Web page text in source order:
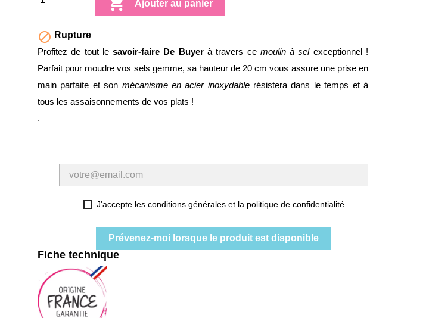
Ajouter au panier
 Rupture
Profitez de tout lesavoir-faire De Buyerà travers ce moulin à selexceptionnel !
Parfait pour moudre vos sels gemme, sa hauteur de 20 cm vous assure une prise en
main parfaite et son mécanisme en acier inoxydablerésistera dans le temps et à
tous les assaisonnements de vos plats !
.
J'accepte les conditions générales et la politique de confidentialité
Prévenez-moi lorsque le produit est disponible
Fiche technique